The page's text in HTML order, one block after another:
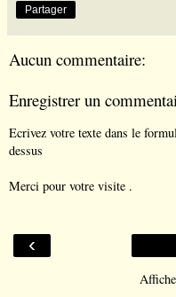
Partager
Aucun commentaire:
Enregistrer un
Ecrivez votre texte dans le
dessus
Merci pour votre visite .
‹